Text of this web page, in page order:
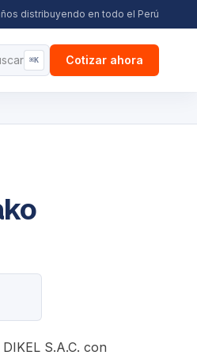
distribuyendo en todo el Perú
⌘K Cotizar ahora
S.A.C. con